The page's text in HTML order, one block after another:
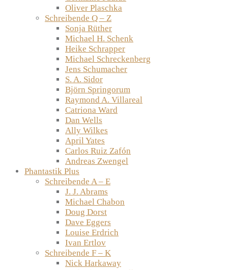
Oliver Plaschka
Schreibende Q – Z
Sonja Rüther
Michael H. Schenk
Heike Schrapper
Michael Schreckenberg
Jens Schumacher
S. A. Sidor
Björn Springorum
Raymond A. Villareal
Catriona Ward
Dan Wells
Ally Wilkes
April Yates
Carlos Ruiz Zafón
Andreas Zwengel
Phantastik Plus
Schreibende A – E
J. J. Abrams
Michael Chabon
Doug Dorst
Dave Eggers
Louise Erdrich
Ivan Ertlov
Schreibende F – K
Nick Harkaway